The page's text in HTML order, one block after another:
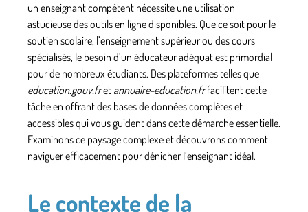
un enseignant compétent nécessite une utilisation
astucieuse des outils en ligne disponibles. Que ce soit pour le
soutien scolaire, l’enseignement supérieur ou des cours
spécialisés, le besoin d’un éducateur adéquat est primordial
pour de nombreux étudiants. Des plateformes telles que
education.gouv.fret annuaire-education.frfacilitent cette
tâche en offrant des bases de données complètes et
accessibles qui vous guident dans cette démarche essentielle.
Examinons ce paysage complexe et découvrons comment
naviguer efficacement pour dénicher l’enseignant idéal.
Le contexte de la